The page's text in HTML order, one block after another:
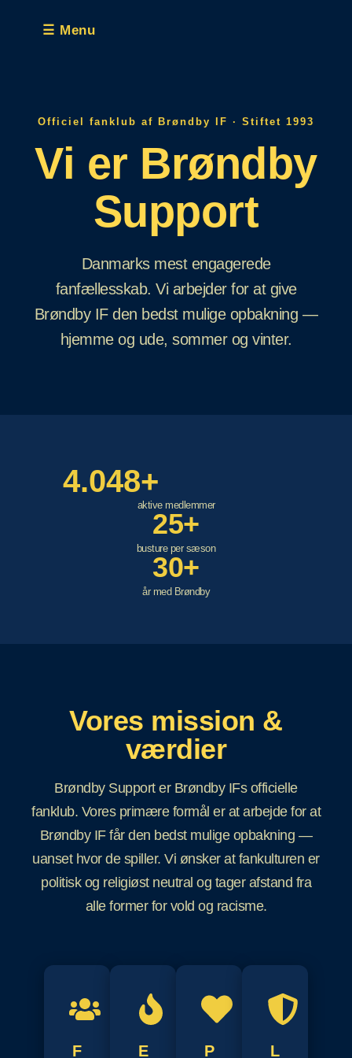
☰ Menu
Officiel fanklub af Brøndby IF · Stiftet 1993
Vi er Brøndby
Support
Danmarks mest engagerede
fanfællesskab. Vi arbejder for at give
Brøndby IF den bedst mulige opbakning —
hjemme og ude, sommer og vinter.
4.048+
aktive medlemmer
25+
busture per sæson
30+
år med Brøndby
Vores mission &
værdier
Brøndby Support er Brøndby IFs officielle
fanklub. Vores primære formål er at arbejde for at
Brøndby IF får den bedst mulige opbakning —
uanset hvor de spiller. Vi ønsker at fankulturen er
politisk og religiøst neutral og tager afstand fra
alle former for vold og racisme.
F
E
P
L